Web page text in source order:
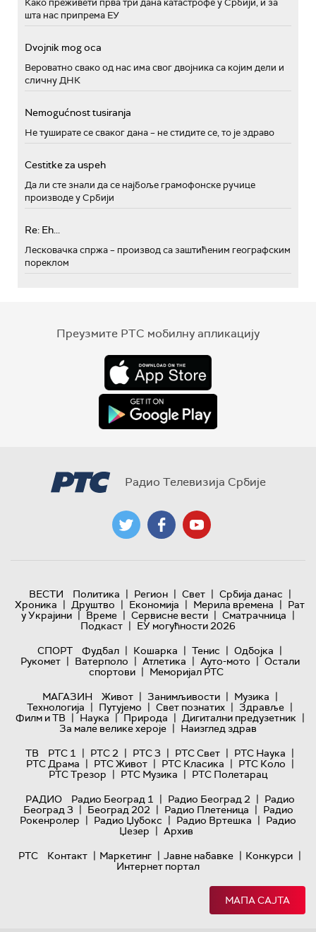
Како преживети прва три дана катастрофе у Србији, и за
шта нас припрема ЕУ
Dvojnik mog oca
Вероватно свако од нас има свог двојника са којим дели и
сличну ДНК
Nemogućnost tusiranja
Не туширате се сваког дана – не стидите се, то је здраво
Cestitke za uspeh
Да ли сте знали да се најбоље грамофонске ручице
производе у Србији
Re: Eh...
Лесковачка спржа – производ са заштићеним географским
пореклом
Преузмите РТС мобилну апликацију
Радио Телевизија Србије
ВЕСТИ Политика | Регион | Свет | Србија данас |
Хроника | Друштво | Економија | Мерила времена | Рат
у Украјини | Време | Сервисне вести | Сматрачница |
Подкаст | ЕУ могућности 2026
СПОРТ
Фудбал | Кошарка | Тенис | Одбојка |
Рукомет | Ватерполо | Атлетика | Ауто-мото | Остали
спортови | Меморијал РТС
МАГАЗИН
Живот | Занимљивости | Музика |
Технологијa | Путујемо | Свет познатих | Здравље |
Филм и ТВ | Наука | Природа | Дигитални предузетник |
За мале велике хероје | Наизглед здрав
ТВ
РТС 1 | РТС 2 | РТС 3 | РТС Свет | РТС Наука |
РТС Драма | РТС Живот | РТС Класика | РТС Коло |
РТС Трезор | РТС Музика | РТС Полетарац
РАДИО
Радио Београд 1 | Радио Београд 2 | Радио
Београд 3 | Београд 202 | Радио Плетеница | Радио
Рокенролер | Радио Џубокс | Радио Вртешка | Радио
Џезер | Архив
РТС
Контакт | Маркетинг | Јавне набавке | Конкурси |
Интернет портал
МАПА САЈТА